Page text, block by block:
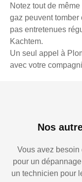
Notez tout de
gaz peuvent
pas entretenues
Kachtem.
Un seul appel à
avec votre
Nos
Vous avez
pour un
un technicien pour